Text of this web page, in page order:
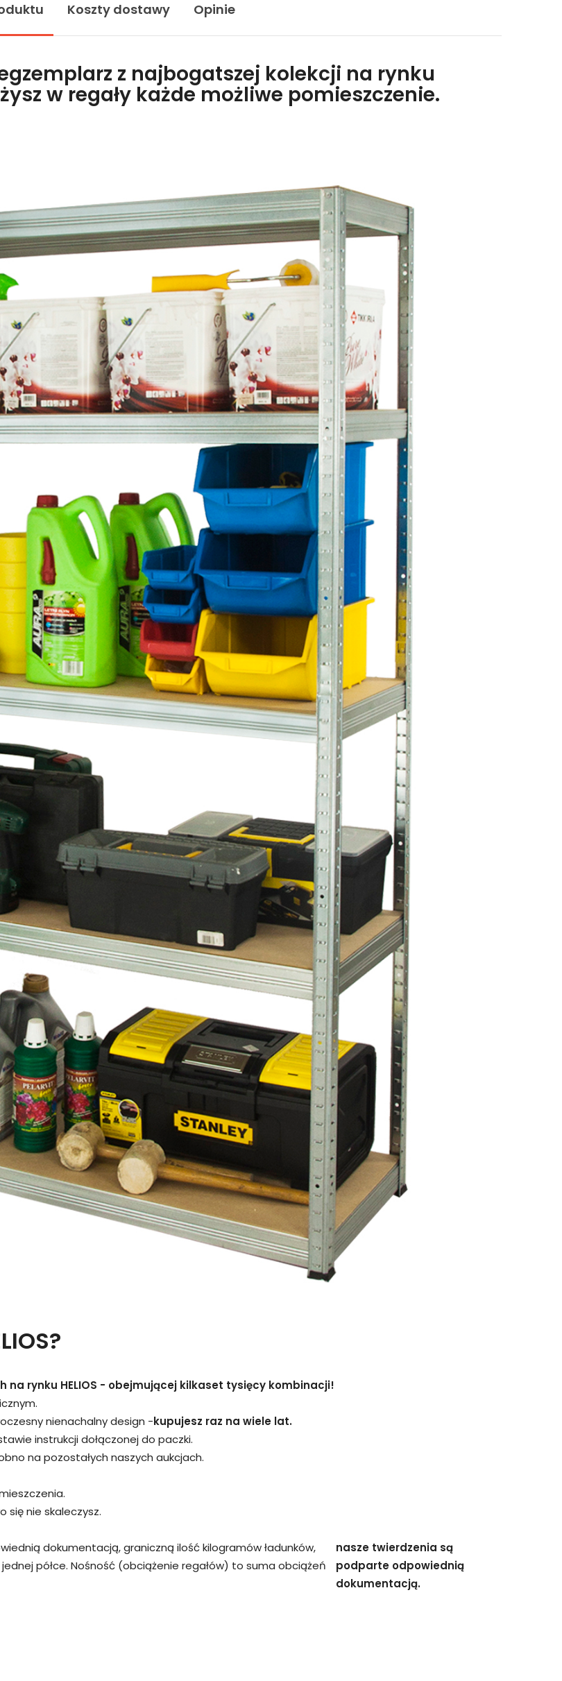
Koszty dostawy Opinie
z najbogatszej kolekcji na rynku
w regały każde możliwe pomieszczenie.
rynku HELIOS - obejmującej kilkaset tysięcy kombinacji!
nienachalny design -kupujesz raz na wiele lat.
instrukcji dołączonej do paczki.
na pozostałych naszych aukcjach.
się nie skaleczysz.
dokumentacją, graniczną ilość kilogramów ładunków,
półce. Nośność (obciążenie regałów) to suma obciążeń
nasze twierdzenia są
podparte odpowiednią
dokumentacją.